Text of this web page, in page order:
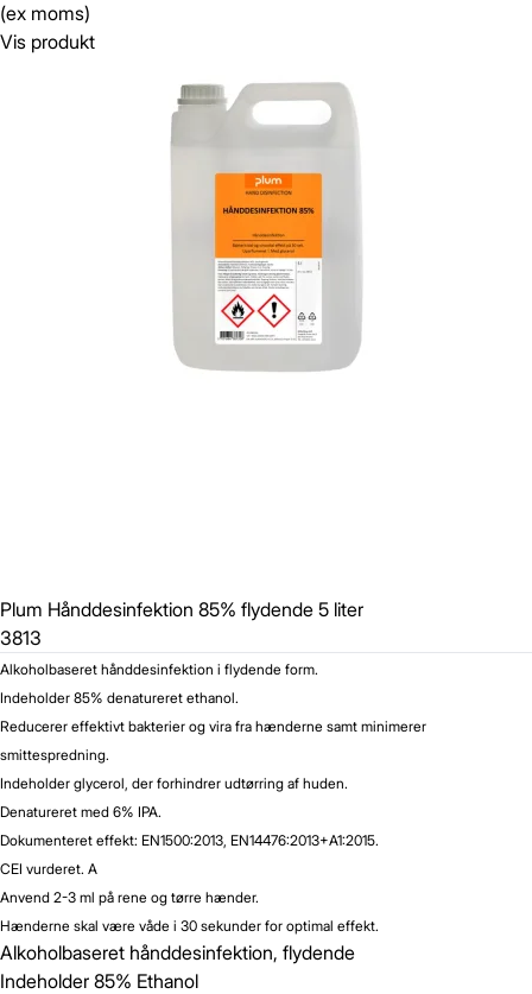
(ex moms)
Vis produkt
Plum Hånddesinfektion 85% flydende 5 liter
3813
Alkoholbaseret hånddesinfektion i flydende form.
Indeholder 85% denatureret ethanol.
Reducerer effektivt bakterier og vira fra hænderne samt minimerer
smittespredning.
Indeholder glycerol, der forhindrer udtørring af huden.
Denatureret med 6% IPA.
Dokumenteret effekt: EN1500:2013, EN14476:2013+A1:2015.
CEI vurderet. A
Anvend 2-3 ml på rene og tørre hænder.
Hænderne skal være våde i 30 sekunder for optimal effekt.
Alkoholbaseret hånddesinfektion, flydende
Indeholder 85% Ethanol